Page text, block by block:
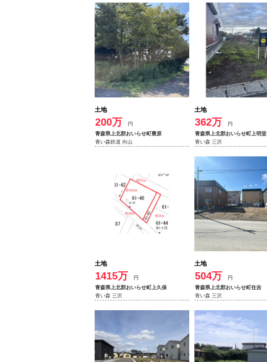
土地
200万
円
青森県上北郡おいらせ町豊原
青い森鉄道 向山
土地
362万
円
青森県上北郡おいらせ町上明堂
青い森 三沢
土地
1415万
円
青森県上北郡おいらせ町上久保
青い森 三沢
土地
504万
円
青森県上北郡おいらせ町住吉
青い森 三沢